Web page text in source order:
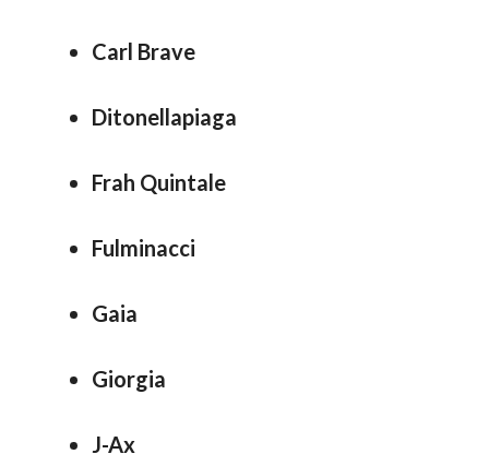
Carl Brave
Ditonellapiaga
Frah Quintale
Fulminacci
Gaia
Giorgia
J-Ax